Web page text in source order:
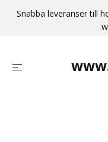
Snabba leveranser till